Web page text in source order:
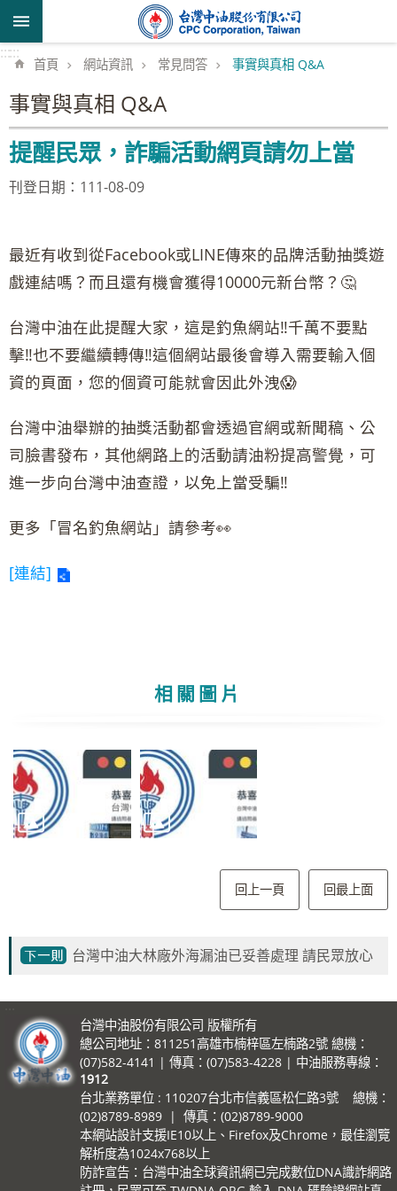
跳到主要內容區塊
::::::
首頁 網站資訊 常見問答 事實與真相 Q&A
事實與真相 Q&A
提醒民眾，詐騙活動網頁請勿上當
刊登日期：111-08-09
最近有收到從Facebook或LINE傳來的品牌活動抽獎遊
戲連結嗎？而且還有機會獲得10000元新台幣？🤔
台灣中油在此提醒大家，這是釣魚網站‼️千萬不要點
擊‼️也不要繼續轉傳‼️這個網站最後會導入需要輸入個
資的頁面，您的個資可能就會因此外洩😱
台灣中油舉辦的抽獎活動都會透過官網或新聞稿、公
司臉書發布，其他網路上的活動請油粉提高警覺，可
進一步向台灣中油查證，以免上當受騙‼️
更多「冒名釣魚網站」請參考👀
[連結]
相關圖片
回上一頁 回最上面
台灣中油大林廠外海漏油已妥善處理 請民眾放心
台灣中油股份有限公司 版權所有
總公司地址：811251高雄市楠梓區左楠路2號 總機：
(07)582-4141 | 傳真：(07)583-4228 | 中油服務專線：
1912
台北業務單位 : 110207台北市信義區松仁路3號 總機：
(02)8789-8989 | 傳真：(02)8789-9000
本網站設計支援IE10以上、Firefox及Chrome，最佳瀏覽
解析度為1024x768以上
防詐宣告：台灣中油全球資訊網已完成數位DNA識詐網路